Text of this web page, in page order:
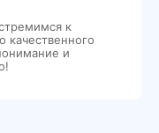
к
качественного
и